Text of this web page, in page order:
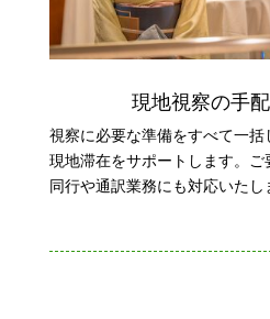
現地視察の手
視察に必要な準備をすべて一
現地滞在をサポートします。
同行や通訳業務にも対応いたし